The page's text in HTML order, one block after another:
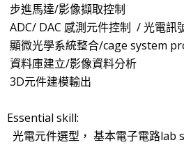
步進馬達/影像擷取控制
ADC/ DAC 感測元件控制 / 光電訊
顯微光學系統整合/cage system
資料庫建立/影像資料分析
3D元件建模輸出
Essential skill:
光電元件選型， 基本電子電路lab